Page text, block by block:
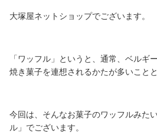
大塚屋ネットショップでございます。
「ワッフル」というと、通常、ベルギ
焼き菓子を連想されるかたが多いことと
今回は、そんなお菓子のワッフルみた
ル」でございます。